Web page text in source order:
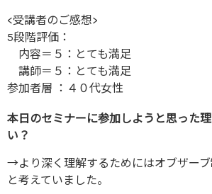
<受講者のご感想>
5段階評価：
内容＝５：とても満足
講師＝５：とても満足
参加者層 ：４０代女性
本日のセミナーに参加しようと思った
い？
→より深く理解するためにはオブザー
と考えていました。